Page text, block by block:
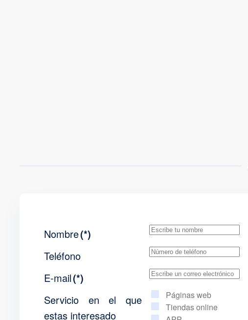
Nombre(*)
Teléfono
E-mail(*)
Servicio en el que
estas interesado
Páginas web
Tiendas online